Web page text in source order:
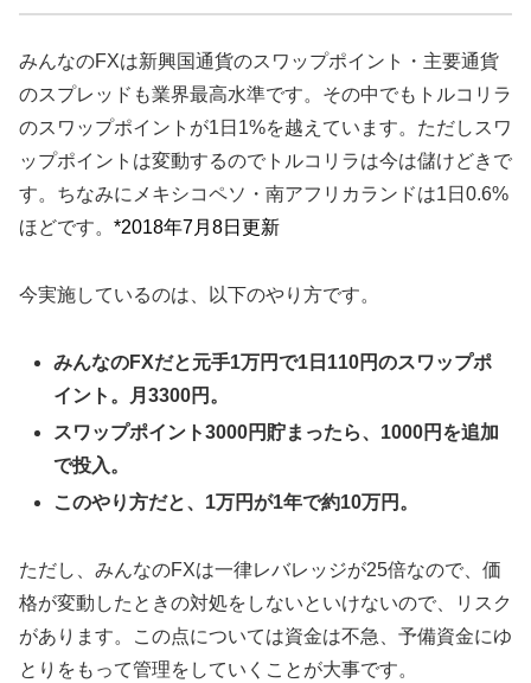
みんなのFXは新興国通貨のスワップポイント・主要通貨
のスプレッドも業界最高水準です。その中でもトルコリラ
のスワップポイントが1日1%を越えています。ただしスワ
ップポイントは変動するのでトルコリラは今は儲けどきで
す。ちなみにメキシコペソ・南アフリカランドは1日0.6%
ほどです。 *2018年7月8日更新
今実施しているのは、以下のやり方です。
みんなのFXだと元手1万円で1日110円のスワップポ
イント。月3300円。
スワップポイント3000円貯まったら、1000円を追加
で投入。
このやり方だと、1万円が1年で約10万円。
ただし、みんなのFXは一律レバレッジが25倍なので、価
格が変動したときの対処をしないといけないので、リスク
があります。この点については資金は不急、予備資金にゆ
とりをもって管理をしていくことが大事です。